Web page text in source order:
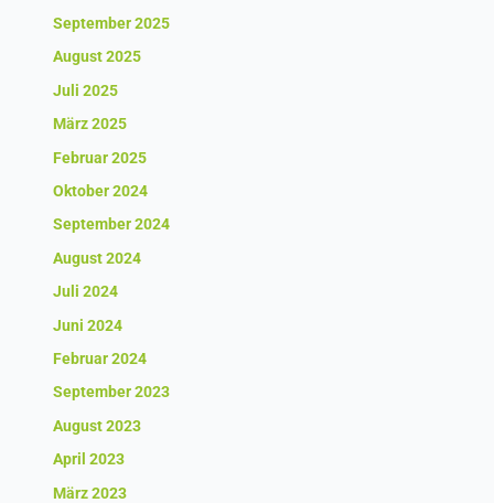
September 2025
August 2025
Juli 2025
März 2025
Februar 2025
Oktober 2024
September 2024
August 2024
Juli 2024
Juni 2024
Februar 2024
September 2023
August 2023
April 2023
März 2023